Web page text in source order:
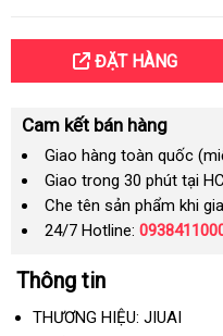
ĐẶT HÀNG
Cam kết bán hàng
Giao hàng toàn quốc
Giao trong 30 phút tại
Che tên sản phẩm khi
24/7 Hotline:
Thông tin
THƯƠNG HIỆU: JIUAI